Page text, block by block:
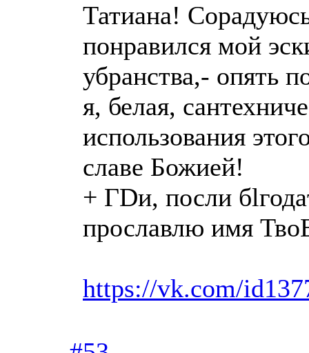
Татиана!
понравился мой
убранства,- опять
я, белая,
использования
славе Божией!
+ ГDи, посли
прослaвлю имя
https://vk.com/